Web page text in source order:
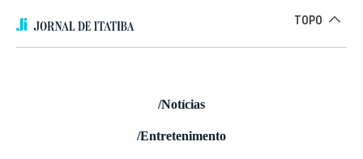
TOPO
/Notícias
/Entretenimento